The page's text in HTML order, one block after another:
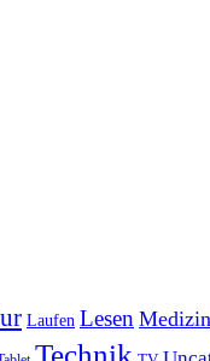
Laufen Lesen Medizin
Technik